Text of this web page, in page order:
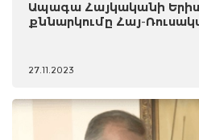
Ապագա Հայկականի
քննարկումը Հայ-
27.11.2023